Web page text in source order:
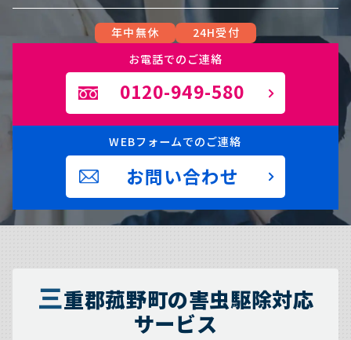
年中無休
24H受付
お電話でのご連絡
0120-949-580
WEBフォームでのご連絡
お問い合わせ
三重郡菰野町の害虫駆除対応
サービス